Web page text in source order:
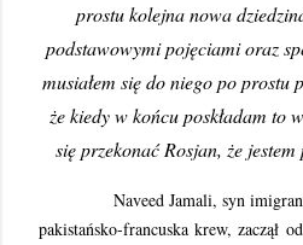
prostu kolejna nowa
podstawowymi pojęciami oraz
musiałem się do niego po prostu
że kiedy w końcu poskładam to
się przekonać Rosjan, że
Naveed Jamali, syn
pakistańsko-francuska krew, zaczął